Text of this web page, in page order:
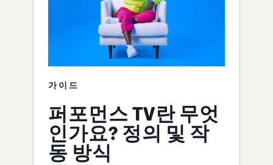
가이드
퍼포먼스 TV란 무엇
인가요? 정의 및 작
동 방식